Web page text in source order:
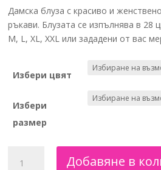
Дамска блуза с красиво и
ръкави. Блузата се изпълнява в 28
M, L, XL, XXL или зададени от вас
Избери цвят
Избери
размер
Добавяне в